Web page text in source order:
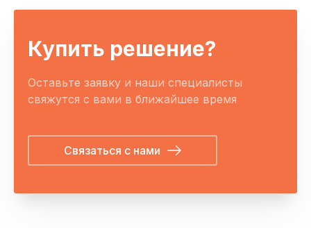
Купить решение?
Оставьте заявку и наши специалисты
свяжутся с вами в ближайшее время
Связаться с нами